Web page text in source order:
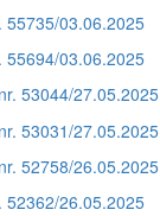
55735/03.06.2025
55694/03.06.2025
53044/27.05.2025
53031/27.05.2025
52758/26.05.2025
52362/26.05.2025